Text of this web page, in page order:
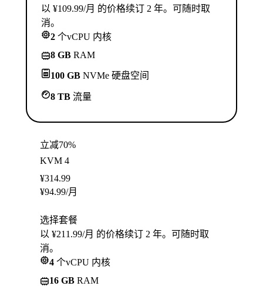
以 ¥109.99/月 的价格续订 2 年。可随时取
消。
2 个vCPU 内核
8 GB RAM
100 GB NVMe 硬盘空间
8 TB 流量
立减70%
KVM 4
¥314.99
¥94.99/月
选择套餐
以 ¥211.99/月 的价格续订 2 年。可随时取
消。
4 个vCPU 内核
16 GB RAM